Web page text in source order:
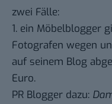
zwei Fälle:
1. ein Möbelblogger
Fotografen wegen
auf seinem Blog
Euro.
PR Blogger dazu: